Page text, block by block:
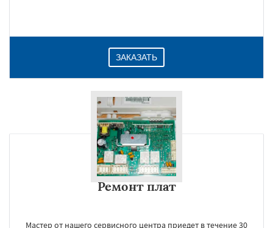
ЗАКАЗАТЬ
Ремонт плат
Мастер от нашего сервисного центра приедет в течение 30